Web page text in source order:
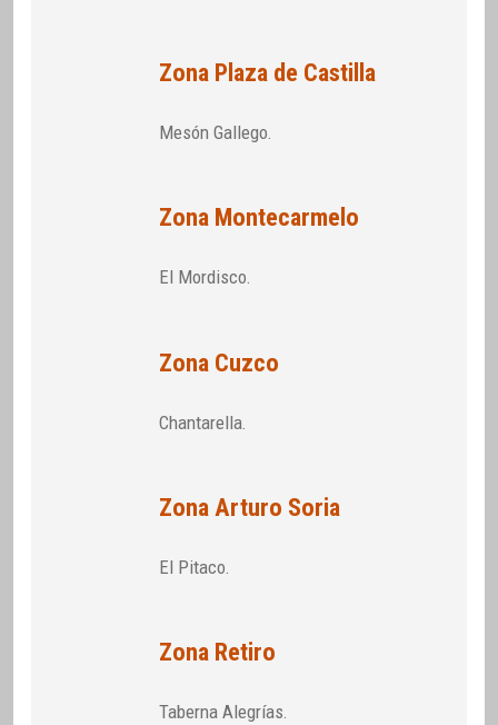
Zona Plaza de Castilla
Mesón Gallego.
Zona Montecarmelo
El Mordisco.
Zona Cuzco
Chantarella.
Zona Arturo Soria
El Pitaco.
Zona Retiro
Taberna Alegrías.